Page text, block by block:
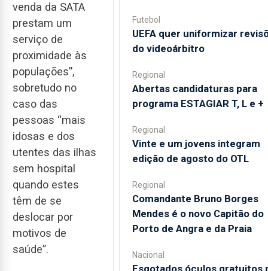
venda da SATA
prestam um
serviço de
proximidade às
populações”,
sobretudo no
caso das
pessoas “mais
idosas e dos
utentes das ilhas
sem hospital
quando estes
têm de se
deslocar por
motivos de
saúde”.
Futebol
UEFA quer uniformizar
do videoárbitro
Regional
Abertas candidaturas para
programa ESTAGIAR T, L e +
Regional
Vinte e um jovens integram
edição de agosto do OTL
Regional
Comandante Bruno Borges
Mendes é o novo Capitão do
Porto de Angra e da Praia
Nacional
Esgotados óculos gratuitos